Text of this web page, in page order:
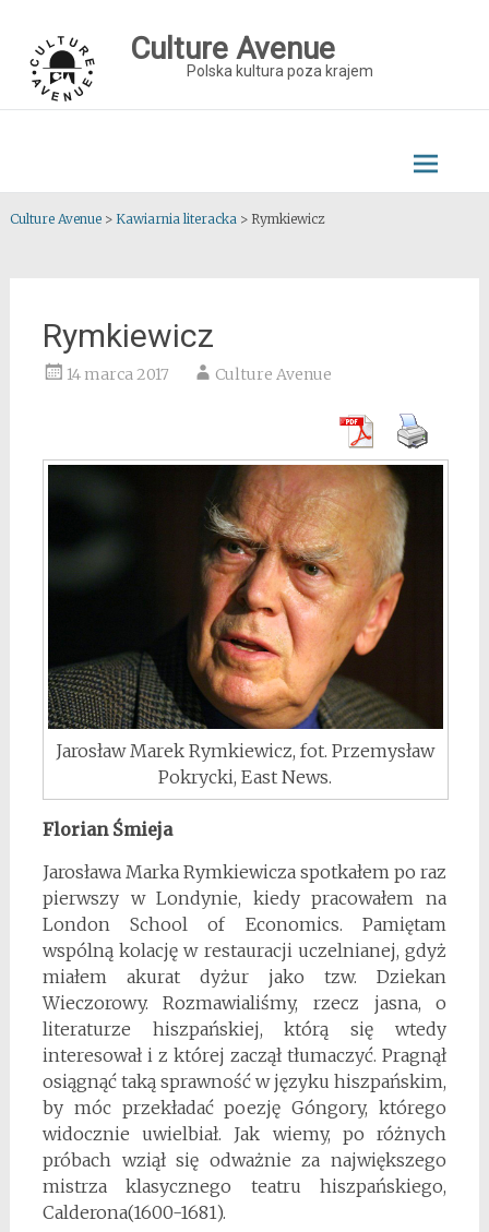
content
Culture Avenue
Polska kultura poza krajem
Culture Avenue> Kawiarnia literacka> Rymkiewicz
Rymkiewicz
14 marca 2017 Culture Avenue
Jarosław Marek Rymkiewicz, fot. Przemysław
Pokrycki, East News.
Florian Śmieja
Jarosława Marka Rymkiewicza spotkałem po raz
pierwszy w Londynie, kiedy pracowałem na
London School of Economics. Pamiętam
wspólną kolację w restauracji uczelnianej, gdyż
miałem akurat dyżur jako tzw. Dziekan
Wieczorowy. Rozmawialiśmy, rzecz jasna, o
literaturze hiszpańskiej, którą się wtedy
interesował i z której zaczął tłumaczyć. Pragnął
osiągnąć taką sprawność w języku hiszpańskim,
by móc przekładać poezję Góngory, którego
widocznie uwielbiał. Jak wiemy, po różnych
próbach wziął się odważnie za największego
mistrza klasycznego teatru hiszpańskiego,
Calderona(1600-1681).